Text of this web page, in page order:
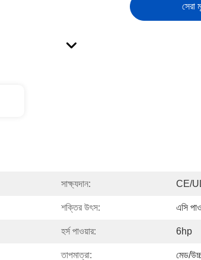
সেরা
সাক্ষ্যদান: CE/
শক্তির উৎস: এসি
হর্স পাওয়ার: 6hp
তাপমাত্রা: মেড/